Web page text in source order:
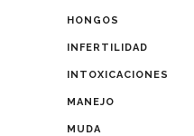
HONGOS
INFERTILIDAD
INTOXICACIONES
MANEJO
MUDA